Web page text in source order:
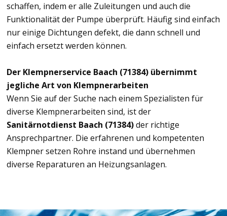
schaffen, indem er alle Zuleitungen und auch die
Funktionalität der Pumpe überprüft. Häufig sind einfach
nur einige Dichtungen defekt, die dann schnell und
einfach ersetzt werden können.
Der Klempnerservice Baach (71384) übernimmt
jegliche Art von Klempnerarbeiten
Wenn Sie auf der Suche nach einem Spezialisten für
diverse Klempnerarbeiten sind, ist der
Sanitärnotdienst Baach (71384)der richtige
Ansprechpartner. Die erfahrenen und kompetenten
Klempner setzen Rohre instand und übernehmen
diverse Reparaturen an Heizungsanlagen.